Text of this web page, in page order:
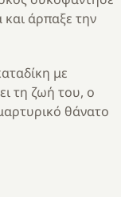
και άρπαξε την
με
τη ζωή του, ο
θάνατο